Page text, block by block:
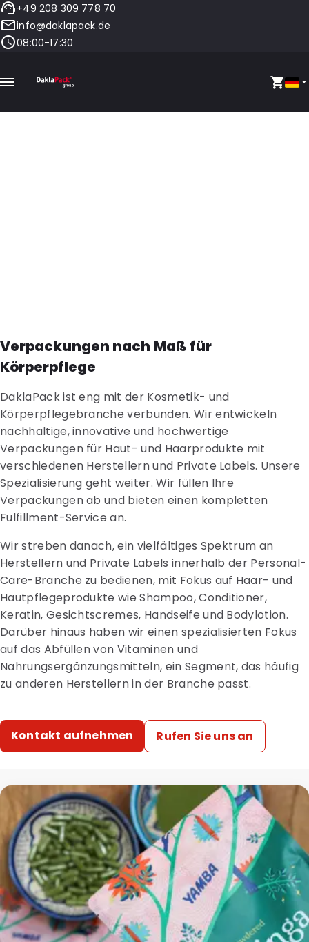
+49 208 309 778 70
info@daklapack.de
08:00-17:30
Verpackungen nach Maß für
Körperpflege
DaklaPack ist eng mit der Kosmetik- und
Körperpflegebranche verbunden. Wir entwickeln
nachhaltige, innovative und hochwertige
Verpackungen für Haut- und Haarprodukte mit
verschiedenen Herstellern und Private Labels. Unsere
Spezialisierung geht weiter. Wir füllen Ihre
Verpackungen ab und bieten einen kompletten
Fulfillment-Service an.
Wir streben danach, ein vielfältiges Spektrum an
Herstellern und Private Labels innerhalb der Personal-
Care-Branche zu bedienen, mit Fokus auf Haar- und
Hautpflegeprodukte wie Shampoo, Conditioner,
Keratin, Gesichtscremes, Handseife und Bodylotion.
Darüber hinaus haben wir einen spezialisierten Fokus
auf das Abfüllen von Vitaminen und
Nahrungsergänzungsmitteln, ein Segment, das häufig
zu anderen Herstellern in der Branche passt.
Kontakt aufnehmen Rufen Sie uns an